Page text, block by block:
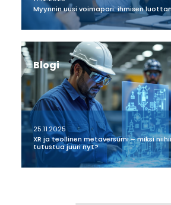
Myynnin uusi voimapari: ihmisen
Blogi
25.11.2025
XR ja teollinen metaversumi – miksi
tutustua juuri nyt?